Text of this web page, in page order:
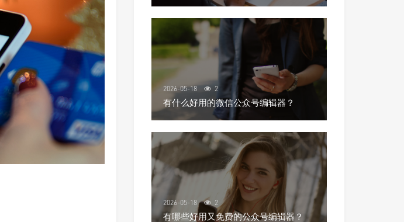
2026-05-18 2
有什么好用的微信公众号编辑器？
2026-05-18 2
有哪些好用又免费的公众号编辑器？